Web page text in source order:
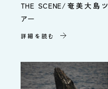
THE SCENE/奄美大島ツ
アー
詳細を読む